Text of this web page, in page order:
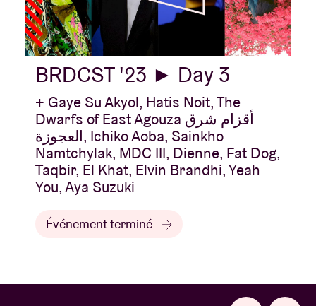
BRDCST '23 ► Day 3
+ Gaye Su Akyol, Hatis Noit, The
Dwarfs of East Agouza أقزام شرق
العجوزة, Ichiko Aoba, Sainkho
Namtchylak, MDC III, Dienne, Fat Dog,
Taqbir, El Khat, Elvin Brandhi, Yeah
You, Aya Suzuki
Événement terminé